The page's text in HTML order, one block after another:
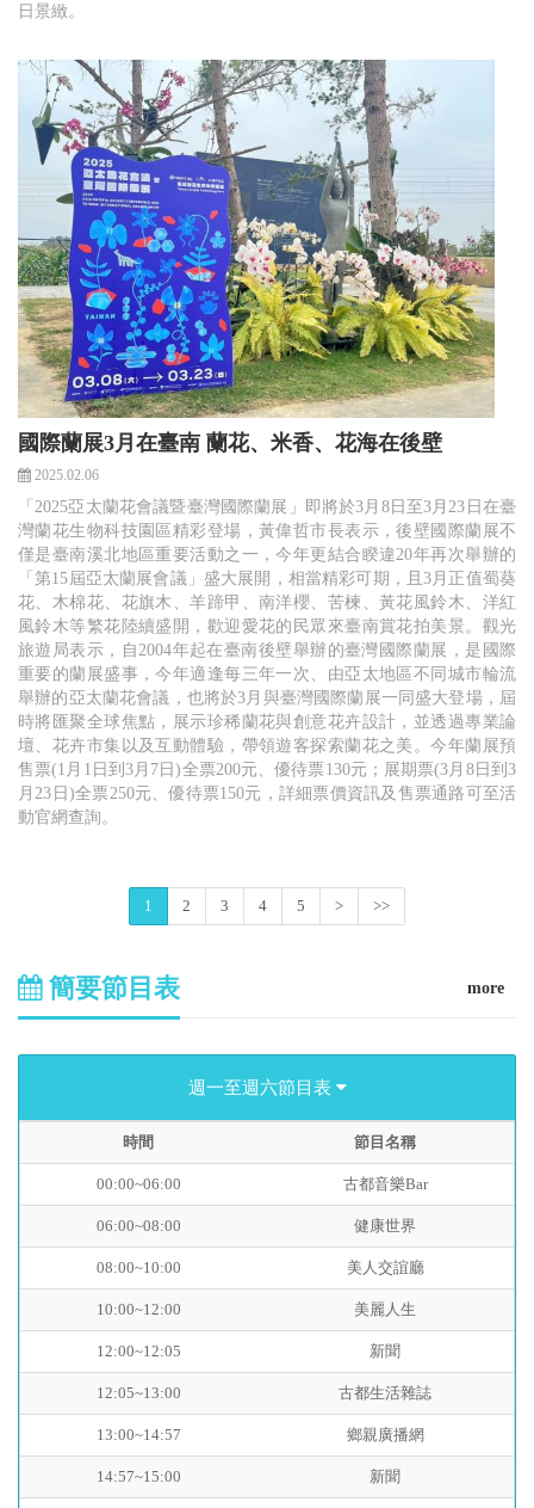
日景緻。
國際蘭展3月在臺南 蘭花、米香、花海在後壁
2025.02.06
「2025亞太蘭花會議暨臺灣國際蘭展」即將於3月8日至3月23日在臺
灣蘭花生物科技園區精彩登場，黃偉哲市長表示，後壁國際蘭展不
僅是臺南溪北地區重要活動之一，今年更結合睽違20年再次舉辦的
「第15屆亞太蘭展會議」盛大展開，相當精彩可期，且3月正值蜀葵
花、木棉花、花旗木、羊蹄甲、南洋櫻、苦楝、黃花風鈴木、洋紅
風鈴木等繁花陸續盛開，歡迎愛花的民眾來臺南賞花拍美景。觀光
旅遊局表示，自2004年起在臺南後壁舉辦的臺灣國際蘭展，是國際
重要的蘭展盛事，今年適逢每三年一次、由亞太地區不同城市輪流
舉辦的亞太蘭花會議，也將於3月與臺灣國際蘭展一同盛大登場，屆
時將匯聚全球焦點，展示珍稀蘭花與創意花卉設計，並透過專業論
壇、花卉市集以及互動體驗，帶領遊客探索蘭花之美。今年蘭展預
售票(1月1日到3月7日)全票200元、優待票130元；展期票(3月8日到3
月23日)全票250元、優待票150元，詳細票價資訊及售票通路可至活
動官網查詢。
1 2 3 4 5 > >>
簡要節目表 more
週一至週六節目表
時間 節目名稱
00:00~06:00 古都音樂Bar
06:00~08:00 健康世界
08:00~10:00 美人交誼廳
10:00~12:00 美麗人生
12:00~12:05 新聞
12:05~13:00 古都生活雜誌
13:00~14:57 鄉親廣播網
14:57~15:00 新聞